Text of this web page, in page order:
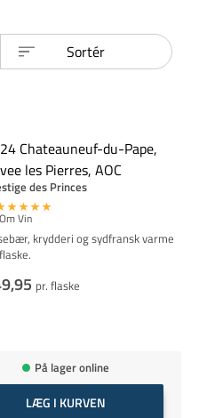
Sortér
Chateauneuf-du-Pape,
les Pierres, AOC
des Princes
Vin
krydderi og sydfransk varme
pr. flaske
På lager online
LÆG I KURVEN